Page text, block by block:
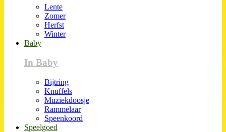
Lente
Zomer
Herfst
Winter
Baby
In Baby
Bijtring
Knuffels
Muziekdoosje
Rammelaar
Speenkoord
Speelgoed